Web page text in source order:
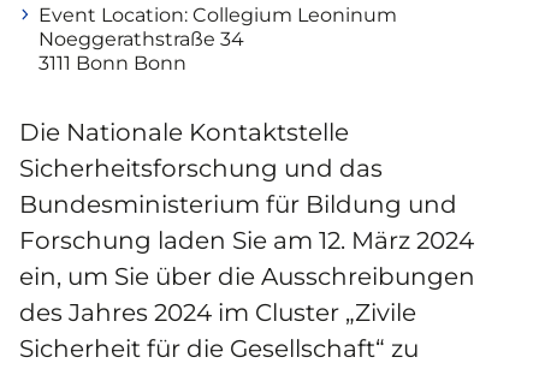
Event Location: Collegium Leoninum
Noeggerathstraße 34
3111 Bonn Bonn
Die Nationale Kontaktstelle
Sicherheitsforschung und das
Bundesministerium für Bildung und
Forschung laden Sie am 12. März 2024
ein, um Sie über die Ausschreibungen
des Jahres 2024 im Cluster „Zivile
Sicherheit für die Gesellschaft“ zu